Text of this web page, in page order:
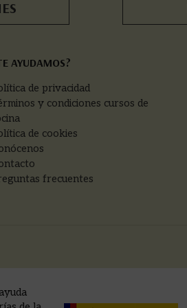
AYUDAMOS?
de privacidad
y condiciones cursos de
de cookies
frecuentes